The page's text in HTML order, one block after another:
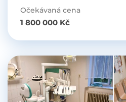
Očekávaná cena
1 800 000 Kč